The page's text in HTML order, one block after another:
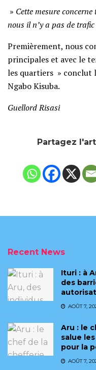
» Cette mesure
nous il n’y a pas de
Premièrement, nous
principales et avec le
les quartiers » conclut
Ngabo Kisuba.
Guellord Risasi
Partagez
Recent News
Ituri : à
des
AOÛT 7,
Aru : le
salue
pour la
AOÛT 7,